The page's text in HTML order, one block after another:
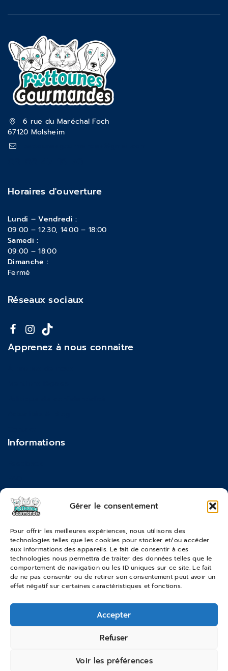
Gérer le consentement
Pour offrir les meilleures expériences, nous utilisons des
technologies telles que les cookies pour stocker et/ou accéder
aux informations des appareils. Le fait de consentir à ces
technologies nous permettra de traiter des données telles que le
comportement de navigation ou les ID uniques sur ce site. Le fait
de ne pas consentir ou de retirer son consentement peut avoir un
effet négatif sur certaines caractéristiques et fonctions.
Accepter
Refuser
Voir les préférences
6 rue du Maréchal Foch
67120 Molsheim
Horaires d'ouverture
Lundi – Vendredi :
09:00 – 12:30, 14:00 – 18:00
Samedi :
09:00 – 18:00
Dimanche :
Fermé
Réseaux sociaux
Apprenez à nous connaitre
Informations
Moyens de paiements
Conditions générales de vente
Suivi de commande
Services & Retours
Modes de livraison
© 2026 Pattounes Gourmandes